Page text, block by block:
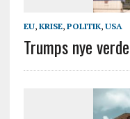
EU, KRISE, POLITIK, USA
Trumps nye